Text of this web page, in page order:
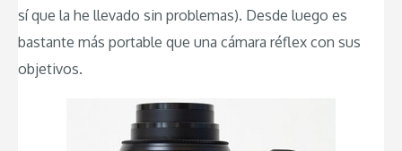
sí que la he llevado sin problemas). Desde luego es
bastante más portable que una cámara réflex con sus
objetivos.